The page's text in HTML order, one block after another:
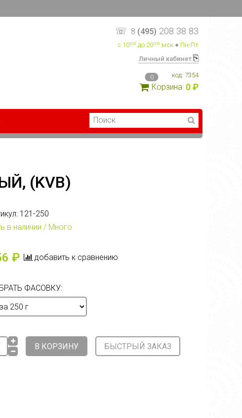
☏ 8 (495) 208 38 83
с 10ºº до 20ºº мск ● Пн-Пт
Личный кабинет ⎘
код: 7354
0
Корзина: 0 ₽
(KVB)
121-250
в наличии / Много
₽ добавить к сравнению
ФАСОВКУ:
В КОРЗИНУ БЫСТРЫЙ ЗАКАЗ